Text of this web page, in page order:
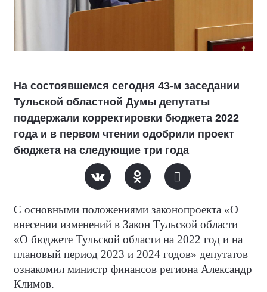
На состоявшемся сегодня 43-м заседании
Тульской областной Думы депутаты
поддержали корректировки бюджета 2022
года и в первом чтении одобрили проект
бюджета на следующие три года
С основными положениями законопроекта «О
внесении изменений в Закон Тульской области
«О бюджете Тульской области на 2022 год и на
плановый период 2023 и 2024 годов» депутатов
ознакомил министр финансов региона Александр
Климов.